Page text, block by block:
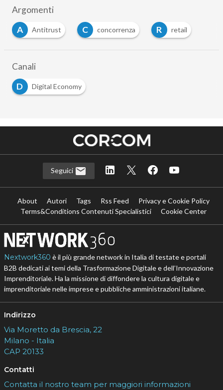
Argomenti
A
Antitrust C concorrenza R retail
Canali
D
Digital Economy
Seguici
About Autori Tags Rss Feed
Privacy e Cookie Policy
Terms&Conditions Contenuti Specialistici
Cookie Center
Nextwork360 è il più grande network in Italia di testate e portali
B2B dedicati ai temi della Trasformazione Digitale e dell’Innovazione
Imprenditoriale. Ha la missione di diffondere la cultura digitale e
imprenditoriale nelle imprese e pubbliche amministrazioni italiane.
Indirizzo
Via Moretto da Brescia, 22
Milano - Italia
CAP 20133
Contatti
Contatta il nostro team per maggiori informazioni